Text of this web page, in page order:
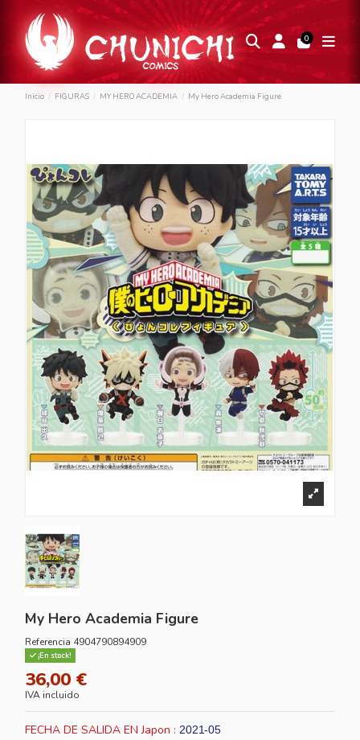
0
Inicio FIGURAS MY HERO ACADEMIA My Hero Academia Figure
My Hero Academia Figure
Referencia 4904790894909
¡En stock!
36,00 €
IVA incluido
FECHA DE SALIDA EN Japon : 2021-05